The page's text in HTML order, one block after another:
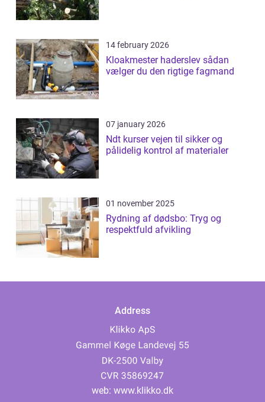
14 february 2026
Kloakmester haderslev sådan
vælger du den rigtige fagmand
07 january 2026
Ndt kurser vejen til sikker og
pålidelig kontrol af materialer
01 november 2025
Rydning af dødsbo: Tryg og
respektfuld afvikling
Address
web: www.klikko.dk